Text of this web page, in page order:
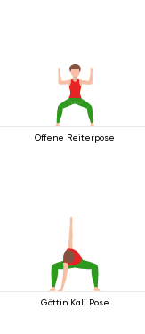
Offene Reiterpose
Göttin Kali Pose